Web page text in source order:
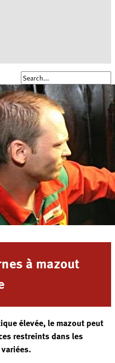
à mazout
élevée, le mazout peut
restreints dans les